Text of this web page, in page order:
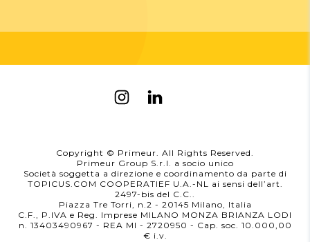
Copyright © Primeur. All Rights Reserved.
Primeur Group S.r.l. a socio unico
Società soggetta a direzione e coordinamento da parte di
TOPICUS.COM COOPERATIEF U.A.-NL ai sensi dell’art.
2497-bis del C.C..
Piazza Tre Torri, n.2 - 20145 Milano, Italia
C.F., P.IVA e Reg. Imprese MILANO MONZA BRIANZA LODI
n. 13403490967 - REA MI - 2720950 - Cap. soc. 10.000,00
i.v.